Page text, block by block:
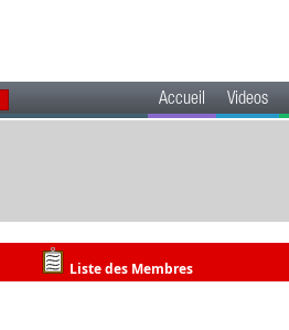
Accueil Videos
Liste des Membres